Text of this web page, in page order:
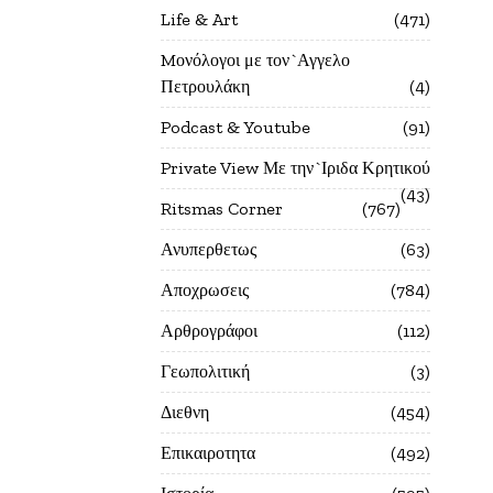
Life & Art
471
Mονόλογοι με τον`Αγγελο
Πετρουλάκη
4
Podcast & Youtube
91
Private View Με την`Ιριδα Κρητικού
43
Ritsmas Corner
767
Ανυπερθετως
63
Αποχρωσεις
784
Αρθρογράφοι
112
Γεωπολιτική
3
Διεθνη
454
Επικαιροτητα
492